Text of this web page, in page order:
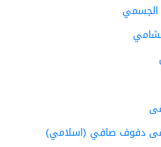
دفوف صافي (اسلامي)